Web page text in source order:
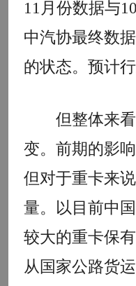
11月份数据与
中汽协最终数
的状态。预计
但整体来
变。前期的影
但对于重卡来
量。以目前中
较大的重卡保
从国家公路货